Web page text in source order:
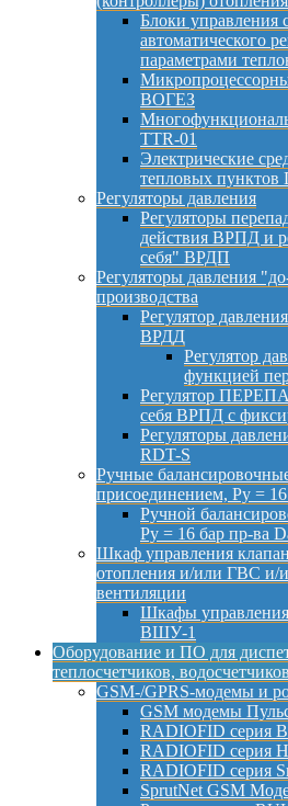
Блоки управления
автоматического
параметрами
ВОГЕЗ
TTR-01
Электрические
тепловых пунктов
Регуляторы давления
Регуляторы
действия ВРПД и
себя" ВРДП
Регуляторы давления
производства
Регулятор
ВРДД
Регулятор
функцией
Регулятор
себя ВРПД с
Регуляторы
RDT-S
Ручные
присоединением, Py =
Ручной
Py = 16 бар пр-ва
Шкаф управления
отопления и/или ГВС и/
вентиляции
Шкафы
ВШУ-1
Оборудование и ПО для
теплосчетчиков,
GSM-/GPRS-модемы и
GSM модемы
RADIOFID серия
RADIOFID серия
RADIOFID серия
SprutNet GSM